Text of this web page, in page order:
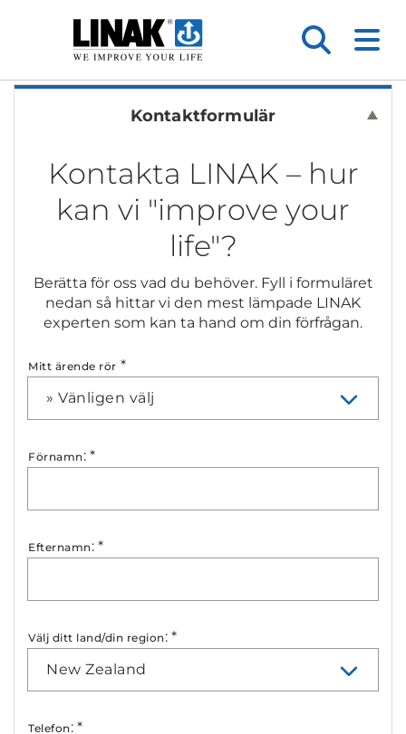
Kontaktformulär
Kontakta LINAK – hur
kan vi "improve your
life"?
Berätta för oss vad du behöver. Fyll i formuläret
nedan så hittar vi den mest lämpade LINAK
experten som kan ta hand om din förfrågan.
Mitt ärende rör *
» Vänligen välj
Förnamn: *
Efternamn: *
Välj ditt land/din region: *
New Zealand
Telefon: *